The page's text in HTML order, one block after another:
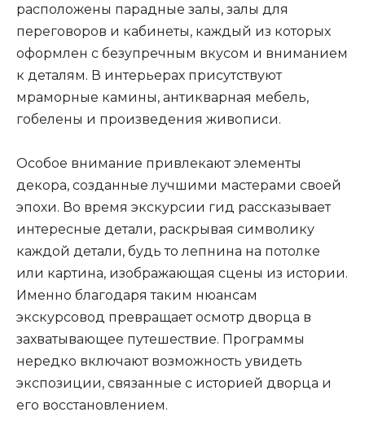
расположены парадные залы, залы для
переговоров и кабинеты, каждый из которых
оформлен с безупречным вкусом и вниманием
к деталям. В интерьерах присутствуют
мраморные камины, антикварная мебель,
гобелены и произведения живописи.
Особое внимание привлекают элементы
декора, созданные лучшими мастерами своей
эпохи. Во время экскурсии гид рассказывает
интересные детали, раскрывая символику
каждой детали, будь то лепнина на потолке
или картина, изображающая сцены из истории.
Именно благодаря таким нюансам
экскурсовод превращает осмотр дворца в
захватывающее путешествие. Программы
нередко включают возможность увидеть
экспозиции, связанные с историей дворца и
его восстановлением.